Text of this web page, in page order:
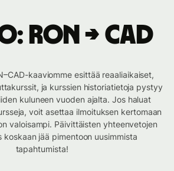
RON → CAD
kaaviomme esittää reaaliaikaiset,
ja kurssien historiatietoja pystyy
kuluneen vuoden ajalta. Jos haluat
voit asettaa ilmoituksen kertomaan
valoisampi. Päivittäisten yhteenvetojen
koskaan jää pimentoon uusimmista
tapahtumista!